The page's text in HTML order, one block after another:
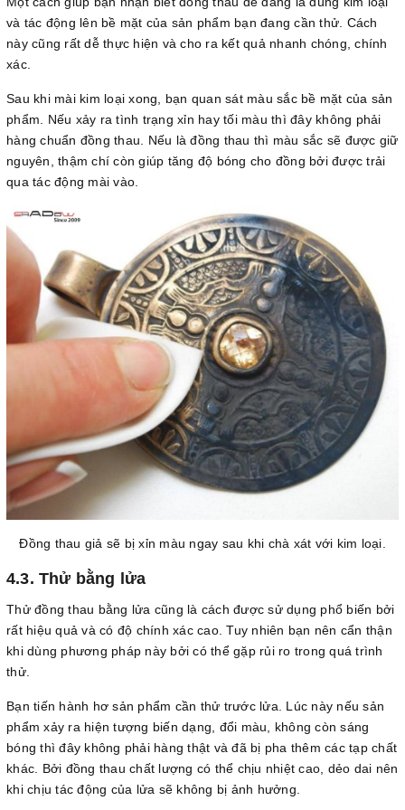
và tác động lên bề mặt của sản phẩm bạn đang cần thử. Cách
này cũng rất dễ thực hiện và cho ra kết quả nhanh chóng, chính
xác.
Sau khi mài kim loại xong, bạn quan sát màu sắc bề mặt của sản
phẩm. Nếu xảy ra tình trạng xỉn hay tối màu thì đây không phải
hàng chuẩn đồng thau. Nếu là đồng thau thì màu sắc sẽ được giữ
nguyên, thậm chí còn giúp tăng độ bóng cho đồng bởi được trải
qua tác động mài vào.
Đồng thau giả sẽ bị xỉn màu ngay sau khi chà xát với kim loại.
4.3. Thử bằng lửa
Thử đồng thau bằng lửa cũng là cách được sử dụng phổ biến bởi
rất hiệu quả và có độ chính xác cao. Tuy nhiên bạn nên cẩn thận
khi dùng phương pháp này bởi có thể gặp rủi ro trong quá trình
thử.
Bạn tiến hành hơ sản phẩm cần thử trước lửa. Lúc này nếu sản
phẩm xảy ra hiện tượng biến dạng, đổi màu, không còn sáng
bóng thì đây không phải hàng thật và đã bị pha thêm các tạp chất
khác. Bởi đồng thau chất lượng có thể chịu nhiệt cao, dẻo dai nên
khi chịu tác động của lửa sẽ không bị ảnh hưởng.